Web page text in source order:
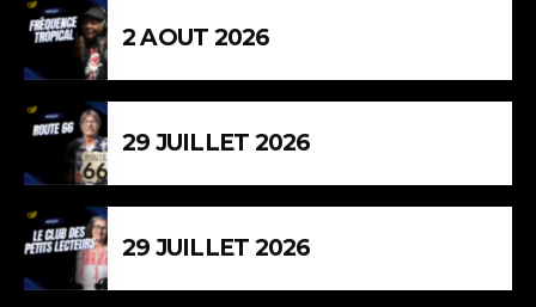
2 AOUT 2026
29 JUILLET 2026
29 JUILLET 2026